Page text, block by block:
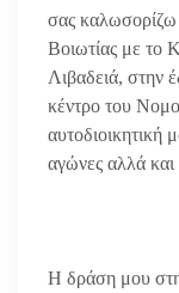
σας
Βοιωτίας με
Λιβαδειά, στην
κέντρο του
αγώνες αλλά και
Η δράση μου